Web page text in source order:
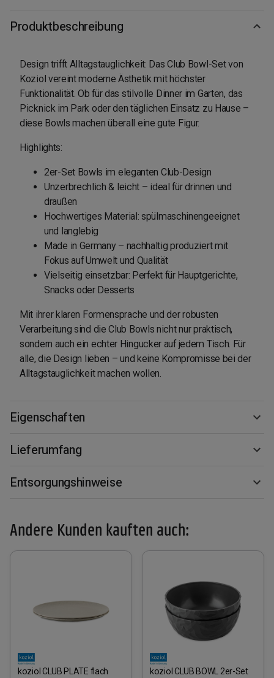
Produktbeschreibung
Design trifft Alltagstauglichkeit: Das Club Bowl-Set von
Koziol vereint moderne Ästhetik mit höchster
Funktionalität. Ob für das stilvolle Dinner im Garten, das
Picknick im Park oder den täglichen Einsatz zu Hause –
diese Bowls machen überall eine gute Figur.
Highlights:
2er-Set Bowls im eleganten Club-Design
Unzerbrechlich & leicht – ideal für drinnen und
draußen
Hochwertiges Material: spülmaschinengeeignet
und langlebig
Made in Germany – nachhaltig produziert mit
Fokus auf Umwelt und Qualität
Vielseitig einsetzbar: Perfekt für Hauptgerichte,
Snacks oder Desserts
Mit ihrer klaren Formensprache und der robusten
Verarbeitung sind die Club Bowls nicht nur praktisch,
sondern auch ein echter Hingucker auf jedem Tisch. Für
alle, die Design lieben – und keine Kompromisse bei der
Alltagstauglichkeit machen wollen.
Eigenschaften
Lieferumfang
Entsorgungshinweise
Andere Kunden kauften auch:
koziol CLUB PLATE flach
koziol CLUB BOWL 2er-Set